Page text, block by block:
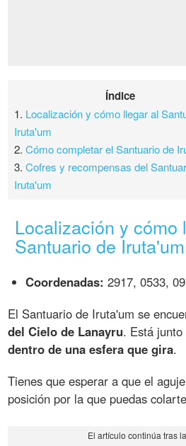
Índice
1. Localización y cómo llegar al
Iruta'um
2.Cómo completar el Santuario de
3.Cofres y recompensas del
Iruta'um
Localización y cómo
Santuario de Iruta'um
Coordenadas: 2917, 0533,
El Santuario de Iruta'um se
del Cielo de Lanayru. Está
dentro de una esfera que gira.
Tienes que esperar a que el
posición por la que puedas